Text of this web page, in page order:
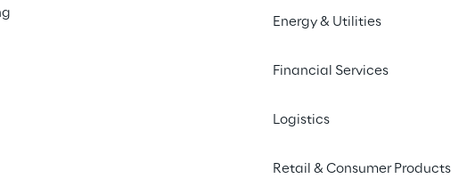
Energy & Utilities
Financial Services
Logistics
Retail & Consumer Products